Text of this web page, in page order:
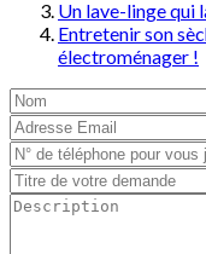
Un lave-linge qui
Entretenir son
électroménager !